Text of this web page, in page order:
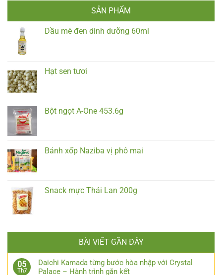
SẢN PHẨM
Dầu mè đen dinh dưỡng 60ml
Hạt sen tươi
Bột ngọt A-One 453.6g
Bánh xốp Naziba vị phô mai
Snack mực Thái Lan 200g
BÀI VIẾT GẦN ĐÂY
05
Th7
Daichi Kamada từng bước hòa nhập với Crystal
Palace – Hành trình gắn kết